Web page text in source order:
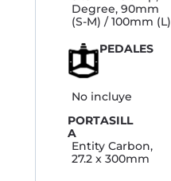
Degree, 90mm
(S-M) / 100mm (L)
PEDALES
No incluye
PORTASILL
A
Entity Carbon,
27.2 x 300mm